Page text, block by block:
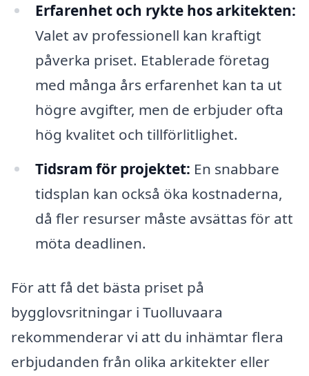
Erfarenhet och rykte hos arkitekten:
Valet av professionell kan kraftigt
påverka priset. Etablerade företag
med många års erfarenhet kan ta ut
högre avgifter, men de erbjuder ofta
hög kvalitet och tillförlitlighet.
Tidsram för projektet: En snabbare
tidsplan kan också öka kostnaderna,
då fler resurser måste avsättas för att
möta deadlinen.
För att få det bästa priset på
bygglovsritningar i Tuolluvaara
rekommenderar vi att du inhämtar flera
erbjudanden från olika arkitekter eller